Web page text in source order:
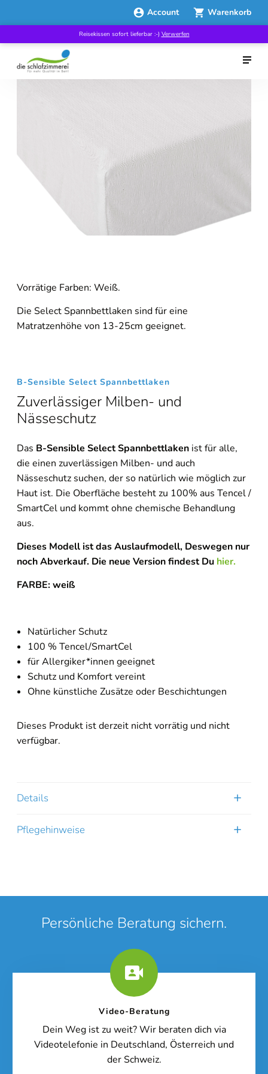
Account Warenkorb
Reisekissen sofort lieferbar :-) Verwerfen
Vorrätige Farben: Weiß.
Die Select Spannbettlaken sind für eine
Matratzenhöhe von 13-25cm geeignet.
B-Sensible Select Spannbettlaken
Zuverlässiger Milben- und
Nässeschutz
Das B-Sensible Select Spannbettlaken ist für alle,
die einen zuverlässigen Milben- und auch
Nässeschutz suchen, der so natürlich wie möglich zur
Haut ist. Die Oberfläche besteht zu 100% aus Tencel /
SmartCel und kommt ohne chemische Behandlung
aus.
Dieses Modell ist das Auslaufmodell, Deswegen nur
noch Abverkauf. Die neue Version findest Du hier.
FARBE: weiß
Natürlicher Schutz
100 % Tencel/SmartCel
für Allergiker*innen geeignet
Schutz und Komfort vereint
Ohne künstliche Zusätze oder Beschichtungen
Dieses Produkt ist derzeit nicht vorrätig und nicht
verfügbar.
Details
Pflegehinweise
Persönliche Beratung sichern.
Video-Beratung
Dein Weg ist zu weit? Wir beraten dich via
Videotelefonie in Deutschland, Österreich und
der Schweiz.